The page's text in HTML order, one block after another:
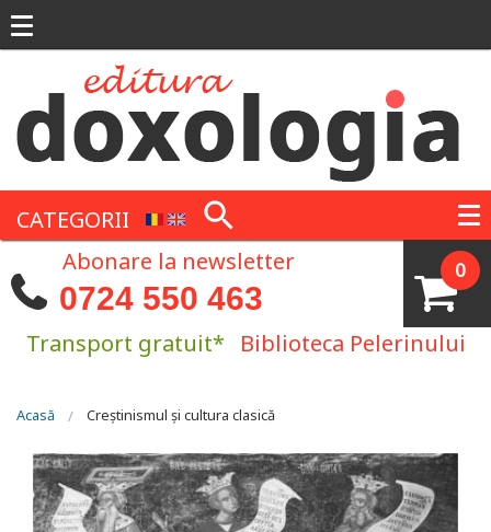
CATEGORII
0
Abonare la newsletter
0724 550 463
Transport gratuit* Biblioteca Pelerinului
Eşti aici
Acasă Creștinismul și cultura clasică